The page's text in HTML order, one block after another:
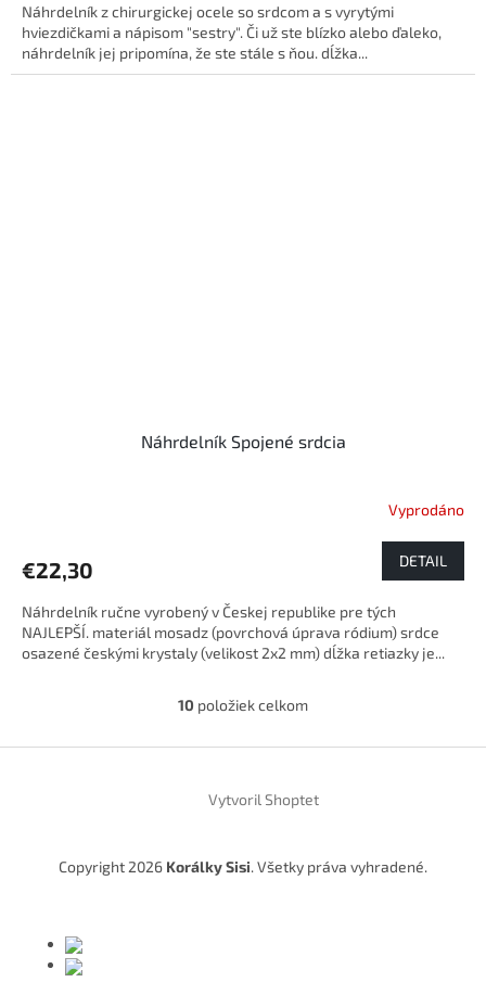
Náhrdelník z chirurgickej ocele so srdcom a s vyrytými
hviezdičkami a nápisom "sestry". Či už ste blízko alebo ďaleko,
náhrdelník jej pripomína, že ste stále s ňou. dĺžka...
Náhrdelník Spojené srdcia
Vyprodáno
€22,30 DETAIL
Náhrdelník ručne vyrobený v Českej republike pre tých
NAJLEPŠÍ. materiál mosadz (povrchová úprava ródium) srdce
osazené českými krystaly (velikost 2x2 mm) dĺžka retiazky je...
O
l
d
e
10 položiek celkom
Vytvoril Shoptet
Copyright 2026 Korálky Sisi. Všetky práva vyhradené.